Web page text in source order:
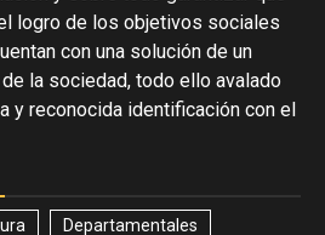
logro de los objetivos sociales
con una solución de un
la sociedad, todo ello avalado
y reconocida identificación con el
Departamentales